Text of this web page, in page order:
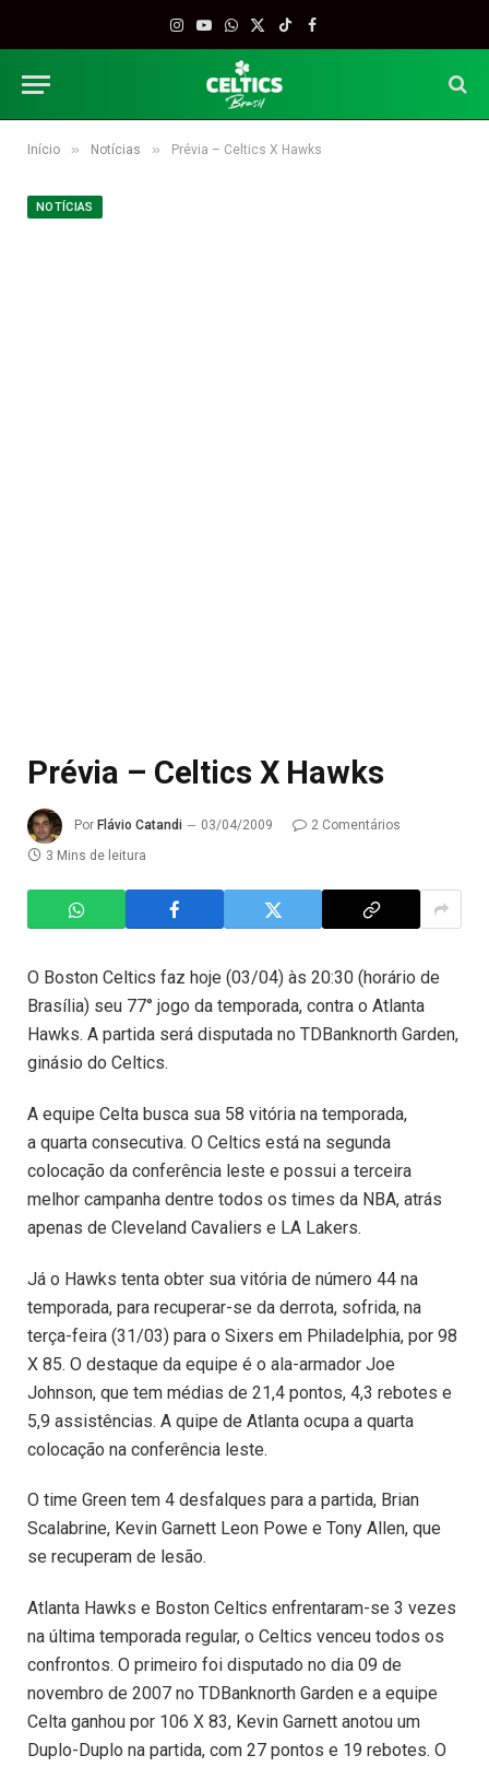
Instagram
YouTube
WhatsApp
X
TikTokFacebook
Início » Notícias » Prévia – Celtics X Hawks
NOTÍCIAS
Prévia – Celtics X Hawks
Por Flávio Catandi 03/04/2009
2 Comentários
3 Mins de leitura
O Boston Celtics faz hoje (03/04) às 20:30 (horário de
Brasília) seu 77° jogo da temporada, contra o Atlanta
Hawks. A partida será disputada no TDBanknorth Garden,
ginásio do Celtics.
A equipe Celta busca sua 58 vitória na temporada,
a quarta consecutiva. O Celtics está na segunda
colocação da conferência leste e possui a terceira
melhor campanha dentre todos os times da NBA, atrás
apenas de Cleveland Cavaliers e LA Lakers.
Já o Hawks tenta obter sua vitória de número 44 na
temporada, para recuperar-se da derrota, sofrida, na
terça-feira (31/03) para o Sixers em Philadelphia, por 98
X 85. O destaque da equipe é o ala-armador Joe
Johnson, que tem médias de 21,4 pontos, 4,3 rebotes e
5,9 assistências. A quipe de Atlanta ocupa a quarta
colocação na conferência leste.
O time Green tem 4 desfalques para a partida, Brian
Scalabrine, Kevin Garnett Leon Powe e Tony Allen, que
se recuperam de lesão.
Atlanta Hawks e Boston Celtics enfrentaram-se 3 vezes
na última temporada regular, o Celtics venceu todos os
confrontos. O primeiro foi disputado no dia 09 de
novembro de 2007 no TDBanknorth Garden e a equipe
Celta ganhou por 106 X 83, Kevin Garnett anotou um
Duplo-Duplo na partida, com 27 pontos e 19 rebotes. O